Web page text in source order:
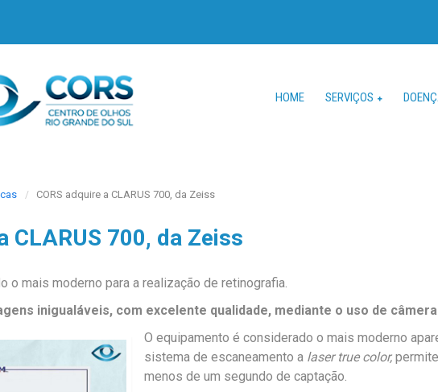
HOME SERVIÇOS
CORS adquire a CLARUS 700, da Zeiss
CLARUS 700, da Zeiss
o mais moderno para a realização de retinografia.
inigualáveis, com excelente qualidade, mediante o uso de
O equipamento é considerado o mais moderno
sistema de escaneamento a laser true color,
menos de um segundo de captação.